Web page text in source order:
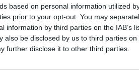
based on personal information utilized
prior to your opt-out. You may
information by third parties on the IAB’s
also be disclosed by us to third parties on
further disclose it to other third parties.
11) Επ.41